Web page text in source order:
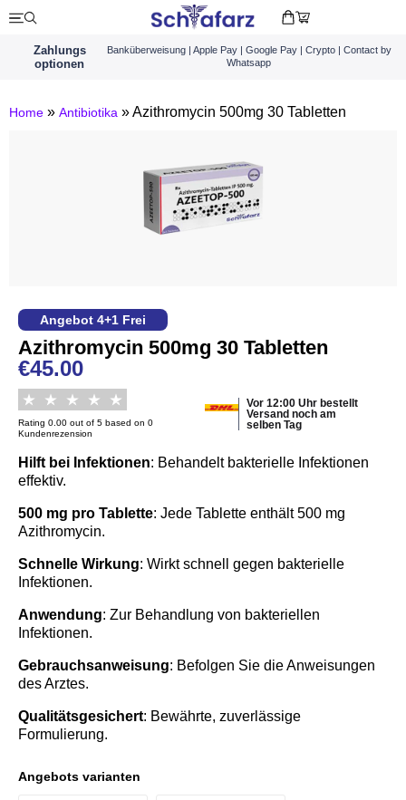
Zahlungs
optionen
Banküberweisung | Apple Pay | Google Pay | Crypto | Contact by
Whatsapp
Home » Antibiotika »Azithromycin 500mg 30 Tabletten
Angebot 4+1 Frei
Azithromycin 500mg 30 Tabletten
€45.00
Rating 0.00 out of 5 based on 0
Kundenrezension
Vor 12:00 Uhr bestellt
Versand noch am
selben Tag
Hilft bei Infektionen: Behandelt bakterielle Infektionen
effektiv.
500 mg pro Tablette: Jede Tablette enthält 500 mg
Azithromycin.
Schnelle Wirkung: Wirkt schnell gegen bakterielle
Infektionen.
Anwendung: Zur Behandlung von bakteriellen
Infektionen.
Gebrauchsanweisung: Befolgen Sie die Anweisungen
des Arztes.
Qualitätsgesichert: Bewährte, zuverlässige
Formulierung.
Angebots varianten